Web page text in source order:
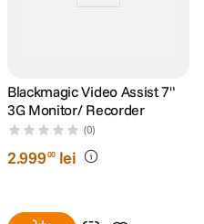
Blackmagic Video Assist 7"
3G Monitor/ Recorder
(0)
2.99900 lei